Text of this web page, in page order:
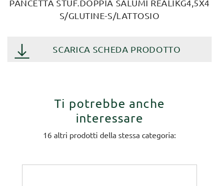
PANCETTA STUF.DOPPIA SALUMI REALIKG4,5X4
S/GLUTINE-S/LATTOSIO
SCARICA SCHEDA PRODOTTO
Ti potrebbe anche
interessare
16 altri prodotti della stessa categoria: